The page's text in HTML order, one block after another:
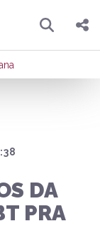
Pesquisar
Publicar no X
DA
PRA